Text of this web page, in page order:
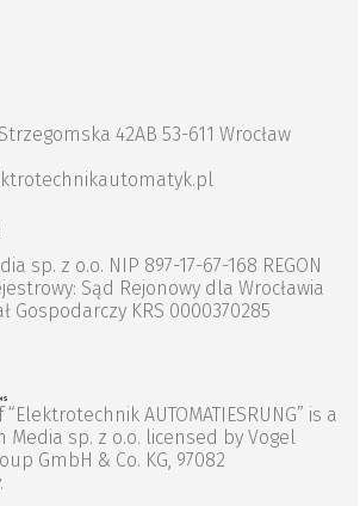
42AB 53-611 Wrocław
sp. z o.o. NIP 897-17-67-168 REGON
Sąd Rejonowy dla Wrocławia
Gospodarczy KRS 0000370285
AUTOMATIESRUNG” is a
sp. z o.o. licensed by Vogel
GmbH & Co. KG, 97082